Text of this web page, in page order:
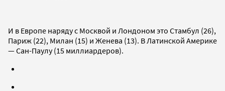
И в Европе наряду с Москвой и Лондоном это Стамбул (26),
Париж (22), Милан (15) и Женева (13). В Латинской Америке
— Сан-Паулу (15 миллиардеров).